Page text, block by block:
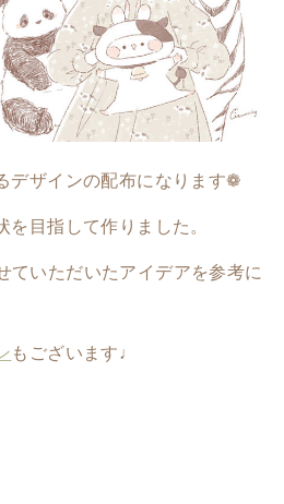
デザインの配布になります❁
目指して作りました。
ていただいたアイデアを参考に
もございます♩